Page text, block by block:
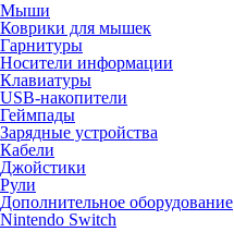
Мыши
Коврики для мышек
Гарнитуры
Носители информации
Клавиатуры
USB-накопители
Геймпады
Зарядные устройства
Кабели
Джойстики
Рули
Дополнительное оборудование
Nintendo Switch